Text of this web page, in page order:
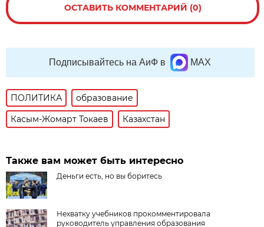
ОСТАВИТЬ КОММЕНТАРИЙ (0)
Подписывайтесь на АиФ в MAX
ПОЛИТИКА
образование
Касым-Жомарт Токаев
Казахстан
Также вам может быть интересно
Деньги есть, но вы боритесь
Нехватку учебников прокомментировала
руководитель управления образования